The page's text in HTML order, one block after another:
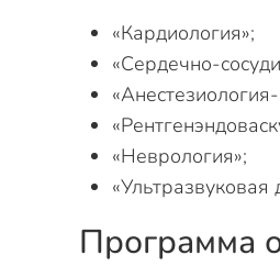
«Кардиология»;
«Сердечно-
«Неврология»;
«Ультразвуковая
Программа